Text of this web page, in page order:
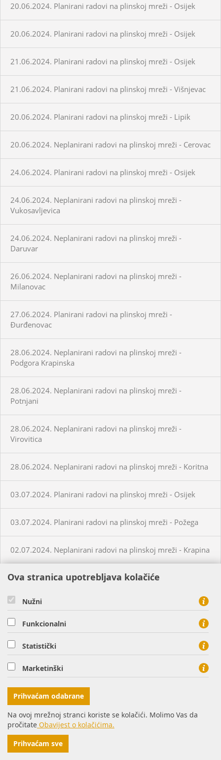
20.06.2024. Planirani radovi na plinskoj mreži - Osijek
20.06.2024. Planirani radovi na plinskoj mreži - Osijek
21.06.2024. Planirani radovi na plinskoj mreži - Osijek
21.06.2024. Planirani radovi na plinskoj mreži - Višnjevac
20.06.2024. Planirani radovi na plinskoj mreži - Lipik
20.06.2024. Neplanirani radovi na plinskoj mreži - Cerovac
24.06.2024. Planirani radovi na plinskoj mreži - Osijek
24.06.2024. Neplanirani radovi na plinskoj mreži -
Vukosavljevica
24.06.2024. Neplanirani radovi na plinskoj mreži -
Daruvar
26.06.2024. Neplanirani radovi na plinskoj mreži -
Milanovac
27.06.2024. Planirani radovi na plinskoj mreži -
Đurđenovac
28.06.2024. Neplanirani radovi na plinskoj mreži -
Podgora Krapinska
28.06.2024. Neplanirani radovi na plinskoj mreži -
Potnjani
28.06.2024. Neplanirani radovi na plinskoj mreži -
Virovitica
28.06.2024. Neplanirani radovi na plinskoj mreži - Koritna
03.07.2024. Planirani radovi na plinskoj mreži - Osijek
03.07.2024. Planirani radovi na plinskoj mreži - Požega
02.07.2024. Neplanirani radovi na plinskoj mreži - Krapina
05.07.2024. Planirani radovi na plinskoj mreži - Slatina
03.07.2024. Planirani radovi na plinskoj mreži - Višnjevac
03.07.2024. Planirani radovi na plinskoj mreži - Virovitica
03.07.2024. Planirani radovi na plinskoj mreži - Virovitica
03.07.2024. Planirani radovi na plinskoj mreži - Pakrac
03.07.2024. - 04.07.2024. - Planirani radovi na plinskoj
mreži - Sirač
03.07.2024. Neplanirani radovi na plinskoj mreži - Lozan
Ova stranica upotrebljava kolačiće
Nužni
Funkcionalni
Statistički
Marketinški
Prihvaćam odabrane
Na ovoj mrežnoj stranci koriste se kolačići. Molimo Vas da
pročitate Obavijest o kolačićima.
Prihvaćam sve